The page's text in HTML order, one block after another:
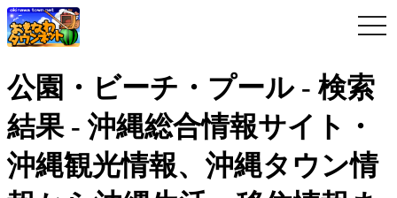
公園・ビーチ・プール - 検索
結果 - 沖縄総合情報サイト・
沖縄観光情報、沖縄タウン情